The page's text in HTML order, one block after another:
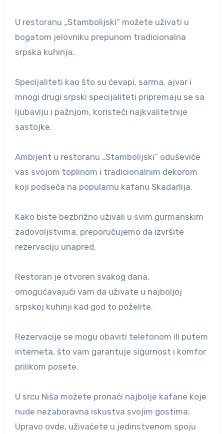
U restoranu „Stambolijski“ možete uživati u
bogatom jelovniku prepunom tradicionalna
srpska kuhinja.
Specijaliteti kao što su ćevapi, sarma, ajvar i
mnogi drugi srpski specijaliteti pripremaju se sa
ljubavlju i pažnjom, koristeći najkvalitetnije
sastojke.
Ambijent u restoranu „Stambolijski“ oduševiće
vas svojom toplinom i tradicionalnim dekorom
koji podseća na popularnu kafanu Skadarlija.
Kako biste bezbrižno uživali u svim gurmanskim
zadovoljstvima, preporučujemo da izvršite
rezervaciju unapred.
Restoran je otvoren svakog dana,
omogućavajući vam da uživate u najboljoj
srpskoj kuhinji kad god to poželite.
Rezervacije se mogu obaviti telefonom ili putem
interneta, što vam garantuje sigurnost i komfor
prilikom posete.
U srcu Niša možete pronaći najbolje kafane koje
nude nezaboravna iskustva svojim gostima.
Upravo ovde, uživaćete u jedinstvenom spoju